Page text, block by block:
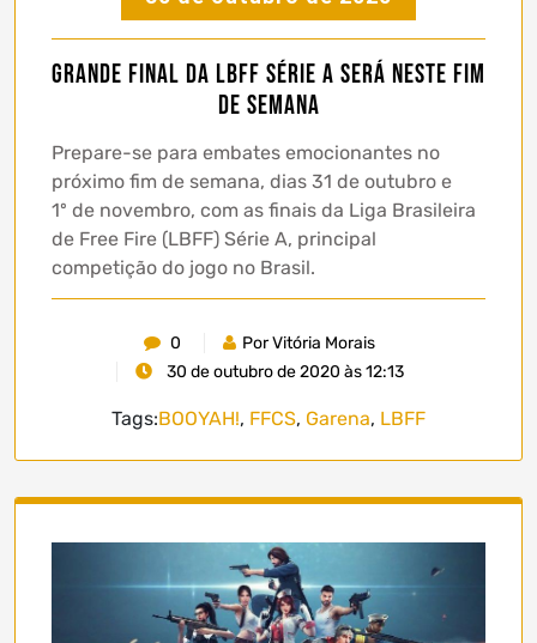
Grande Final da LBFF Série A será neste fim
de semana
Prepare-se para embates emocionantes no
próximo fim de semana, dias 31 de outubro e
1º de novembro, com as finais da Liga Brasileira
de Free Fire (LBFF) Série A, principal
competição do jogo no Brasil.
0
Por Vitória Morais
30 de outubro de 2020 às 12:13
Tags:BOOYAH!, FFCS, Garena, LBFF